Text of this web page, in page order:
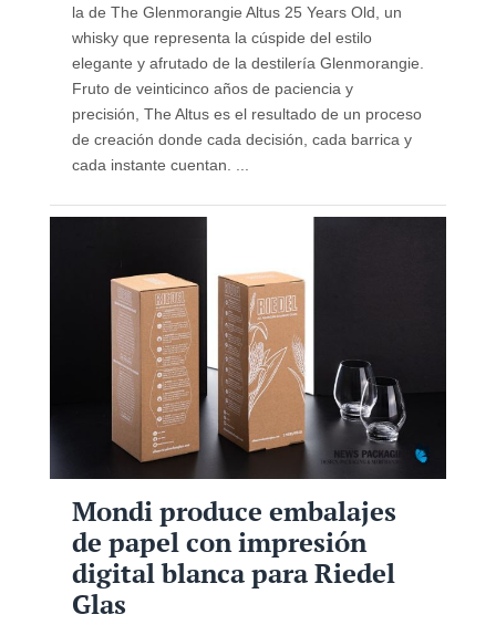
la de The Glenmorangie Altus 25 Years Old, un
whisky que representa la cúspide del estilo
elegante y afrutado de la destilería Glenmorangie.
Fruto de veinticinco años de paciencia y
precisión, The Altus es el resultado de un proceso
de creación donde cada decisión, cada barrica y
cada instante cuentan. ...
Mondi produce embalajes
de papel con impresión
digital blanca para Riedel
Glas